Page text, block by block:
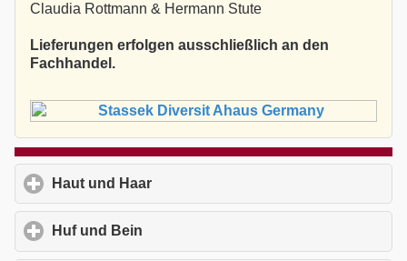
Claudia Rottmann & Hermann Stute
Lieferungen erfolgen ausschließlich an den
Fachhandel.
Haut und Haar
Huf und Bein